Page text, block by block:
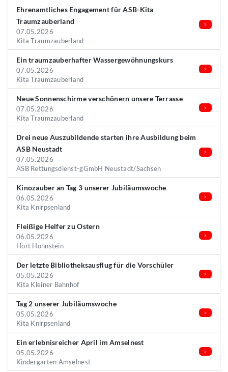
Ehrenamtliches Engagement für ASB-Kita
Traumzauberland
07.05.2026
Kita Traumzauberland
Ein traumzauberhafter Wassergewöhnungskurs
07.05.2026
Kita Traumzauberland
Neue Sonnenschirme verschönern unsere Terrasse
07.05.2026
Kita Traumzauberland
Drei neue Auszubildende starten ihre Ausbildung beim
ASB Neustadt
07.05.2026
ASB Rettungsdienst-gGmbH Neustadt/Sachsen
Kinozauber an Tag 3 unserer Jubiläumswoche
06.05.2026
Kita Knirpsenland
Fleißige Helfer zu Ostern
06.05.2026
Hort Hohnstein
Der letzte Bibliotheksausflug für die Vorschüler
05.05.2026
Kita Kleiner Bahnhof
Tag 2 unserer Jubiläumswoche
05.05.2026
Kita Knirpsenland
Ein erlebnisreicher April im Amselnest
05.05.2026
Kindergarten Amselnest